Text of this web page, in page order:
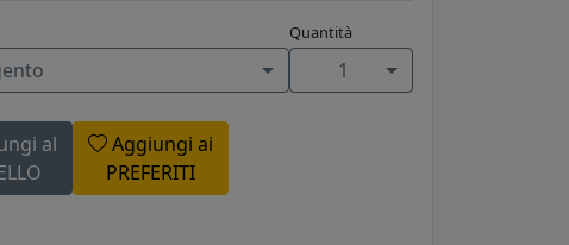
Quantità
1
al
Aggiungi ai
PREFERITI